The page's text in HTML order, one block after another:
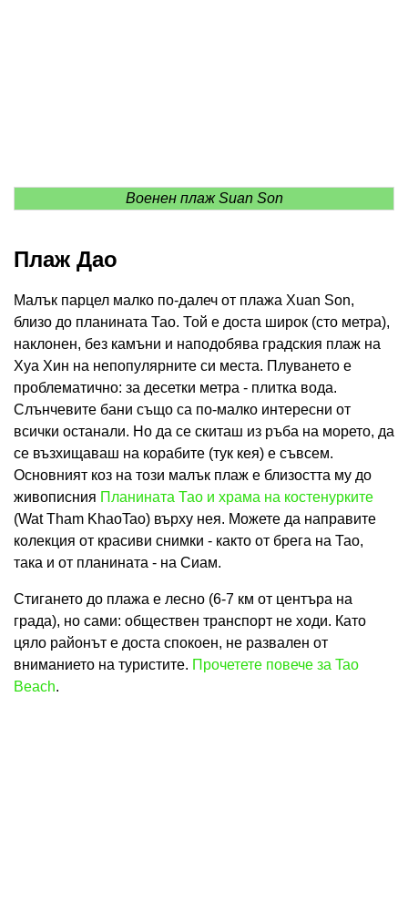
Военен плаж Suan Son
Плаж Дао
Малък парцел малко по-далеч от плажа Xuan Son,
близо до планината Тао. Той е доста широк (сто метра),
наклонен, без камъни и наподобява градския плаж на
Хуа Хин на непопулярните си места. Плуването е
проблематично: за десетки метра - плитка вода.
Слънчевите бани също са по-малко интересни от
всички останали. Но да се скиташ из ръба на морето, да
се възхищаваш на корабите (тук кея) е съвсем.
Основният коз на този малък плаж е близостта му до
живописния Планината Тао и храма на костенурките
(Wat Tham KhaoTao) върху нея. Можете да направите
колекция от красиви снимки - както от брега на Тао,
така и от планината - на Сиам.
Стигането до плажа е лесно (6-7 км от центъра на
града), но сами: обществен транспорт не ходи. Като
цяло районът е доста спокоен, не развален от
вниманието на туристите. Прочетете повече за Tao
Beach.